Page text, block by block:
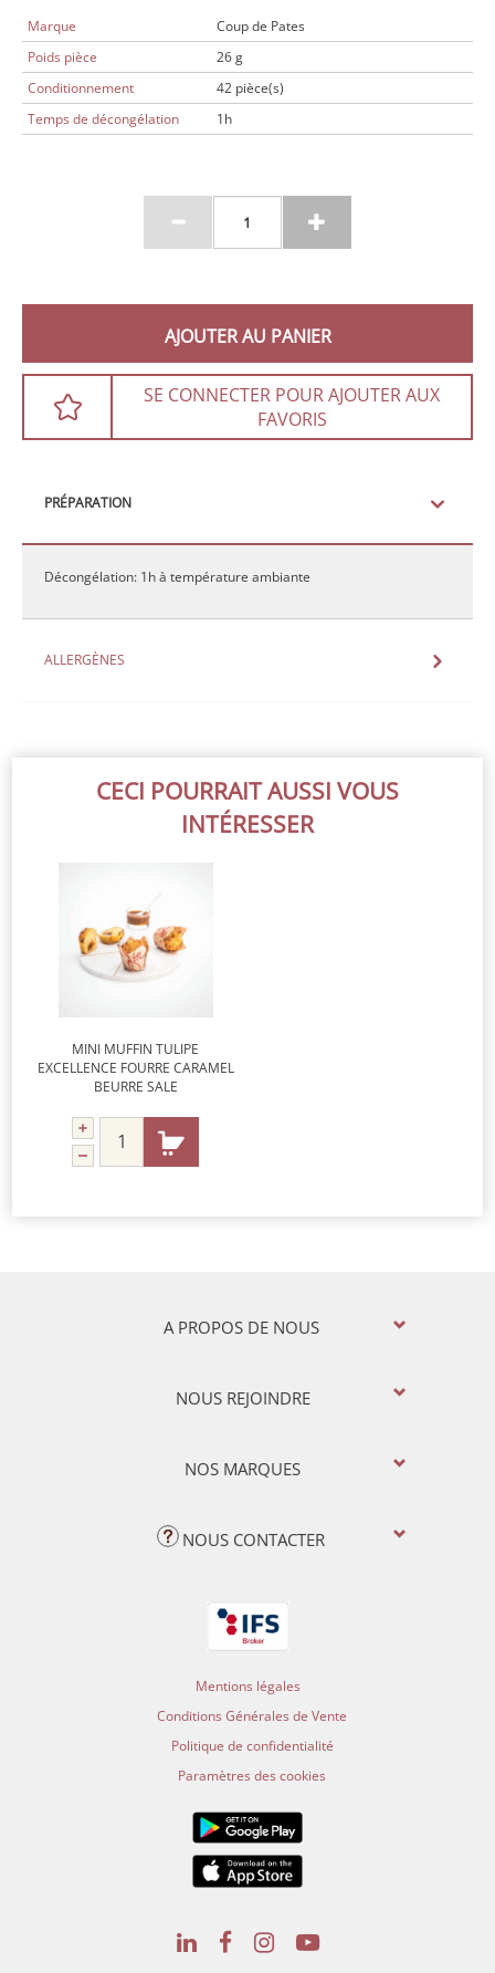
Marque
Coup de Pates
Poids pièce
26 g
Conditionnement
42 pièce(s)
Temps de décongélation
1h
AJOUTER AU PANIER
SE CONNECTER POUR AJOUTER AUX
FAVORIS
PRÉPARATION
Décongélation: 1h à température ambiante
ALLERGÈNES
CECI POURRAIT AUSSI VOUS
INTÉRESSER
MINI MUFFIN TULIPE
EXCELLENCE FOURRE CARAMEL
BEURRE SALE
A PROPOS DE NOUS
NOUS REJOINDRE
NOS MARQUES
NOUS CONTACTER
Mentions légales
Conditions Générales de Vente
Politique de confidentialité
Paramètres des cookies